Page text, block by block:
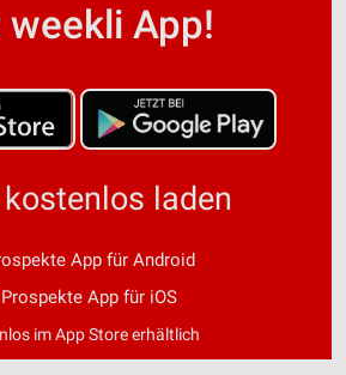
weekli App!
laden
App für Android
Prospekte App für iOS
im App Store erhältlich